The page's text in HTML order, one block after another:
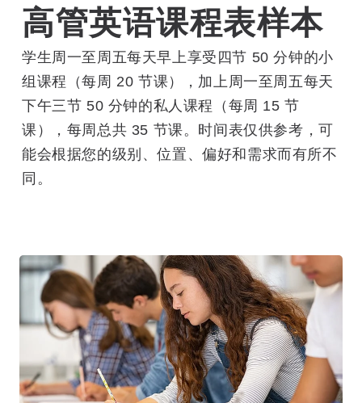
高管英语课程表样本
学生周一至周五每天早上享受四节 50 分钟的小
组课程（每周 20 节课），加上周一至周五每天
下午三节 50 分钟的私人课程（每周 15 节
课），每周总共 35 节课。时间表仅供参考，可
能会根据您的级别、位置、偏好和需求而有所不
同。